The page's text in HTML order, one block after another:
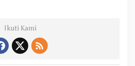
Ikuti Kami